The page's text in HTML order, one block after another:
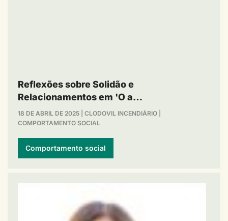
Reflexões sobre Solidão e
Relacionamentos em 'O a…
18 DE ABRIL DE 2025 CLODOVIL INCENDIÁRIO
COMPORTAMENTO SOCIAL
Comportamento social